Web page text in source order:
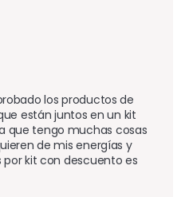
los productos de
están juntos en un kit
que tengo muchas cosas
de mis energías y
kit con descuento es